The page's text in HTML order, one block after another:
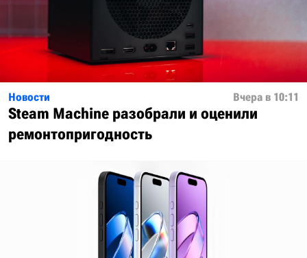
Новости Вчера в 10:11
Steam Machine разобрали и оценили
ремонтопригодность